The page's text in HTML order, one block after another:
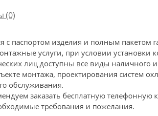
(0)
с паспортом изделия и полным
услуги, при условии
лиц доступны все виды наличного
монтажа, проектирования систем
обслуживания.
заказать бесплатную
требования и пожелания.